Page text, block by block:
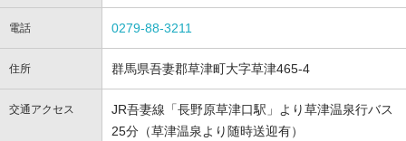
電話 0279-88-3211
住所 群馬県吾妻郡草津町大字草津465-4
交通アクセス
JR吾妻線「長野原草津口駅」より草津温泉行バス
25分（草津温泉より随時送迎有）